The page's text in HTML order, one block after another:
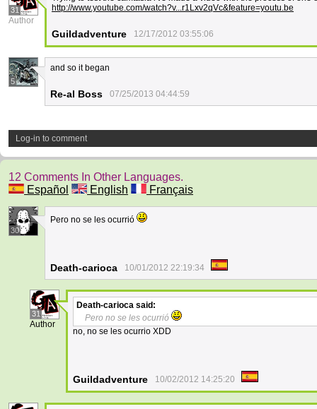
31
Author
http://www.youtube.com/watch?v...r1Lxv2qVc&feature=youtu.be
Guildadventure 12/17/2012 03:55:06
5
and so it began
Re-al Boss 07/25/2013 04:44:59
Log-in to comment
12 Comments In Other Languages.
Español
English Français
30
Pero no se les ocurrió
Death-carioca 10/01/2012 22:19:34
31
Author
Death-carioca said:
Pero no se les ocurrió
no, no se les ocurrio XDD
Guildadventure 10/02/2012 14:25:20